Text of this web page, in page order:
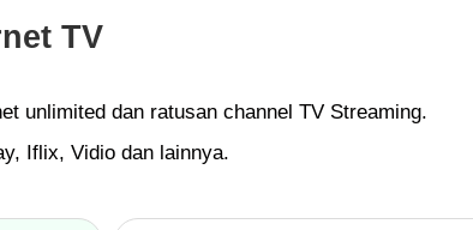
TV
unlimited dan ratusan channel TV Streaming.
Iflix, Vidio dan lainnya.